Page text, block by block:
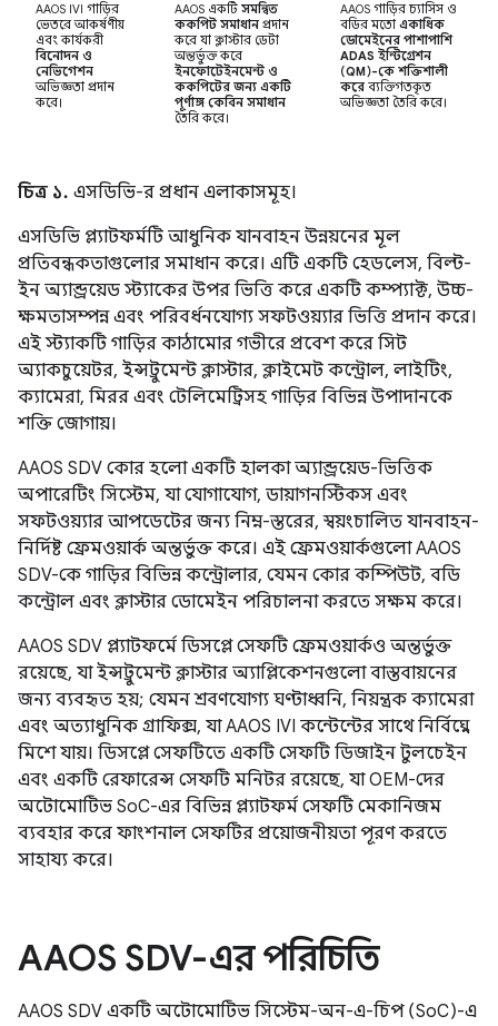
AAOS IVI গাড়ির
ভেতরে আকর্ষণীয়
এবং কার্যকরী
বিনোদন ও
নেভিগেশন
অভিজ্ঞতা প্রদান
করে।
AAOS একটি সমন্বিত
ককপিট সমাধান প্রদান
করে যা ক্লাস্টার ডেটা
অন্তর্ভুক্ত করে
ইনফোটেইনমেন্ট ও
ককপিটের জন্য একটি
পূর্ণাঙ্গ কেবিন সমাধান
তৈরি করে।
AAOS গাড়ির চ্যাসিস ও
বডির মতোএকাধিক
ডোমেইনের পাশাপাশি
ADAS ইন্টিগ্রেশন
(QM)-কে শক্তিশালী
করে ব্যক্তিগতকৃত
অভিজ্ঞতা তৈরি করে।
চিত্র ১. এসডিভি-র প্রধান এলাকাসমূহ।
এসডিভি প্ল্যাটফর্মটি আধুনিক যানবাহন উন্নয়নের মূল
প্রতিবন্ধকতাগুলোর সমাধান করে। এটি একটি হেডলেস, বিল্ট-
ইন অ্যান্ড্রয়েড স্ট্যাকের উপর ভিত্তি করে একটি কম্প্যাক্ট, উচ্চ-
ক্ষমতাসম্পন্ন এবং পরিবর্ধনযোগ্য সফটওয়্যার ভিত্তি প্রদান করে।
এই স্ট্যাকটি গাড়ির কাঠামোর গভীরে প্রবেশ করে সিট
অ্যাকচুয়েটর, ইন্সট্রুমেন্ট ক্লাস্টার, ক্লাইমেট কন্ট্রোল, লাইটিং,
ক্যামেরা, মিরর এবং টেলিমেট্রিসহ গাড়ির বিভিন্ন উপাদানকে
শক্তি জোগায়।
AAOS SDV কোর হলো একটি হালকা অ্যান্ড্রয়েড-ভিত্তিক
অপারেটিং সিস্টেম, যা যোগাযোগ, ডায়াগনস্টিকস এবং
সফটওয়্যার আপডেটের জন্য নিম্ন-স্তরের, স্বয়ংচালিত যানবাহন-
নির্দিষ্ট ফ্রেমওয়ার্ক অন্তর্ভুক্ত করে। এই ফ্রেমওয়ার্কগুলো AAOS
SDV-কে গাড়ির বিভিন্ন কন্ট্রোলার, যেমন কোর কম্পিউট, বডি
কন্ট্রোল এবং ক্লাস্টার ডোমেইন পরিচালনা করতে সক্ষম করে।
AAOS SDV প্ল্যাটফর্মে ডিসপ্লে সেফটি ফ্রেমওয়ার্কও অন্তর্ভুক্ত
রয়েছে, যা ইন্সট্রুমেন্ট ক্লাস্টার অ্যাপ্লিকেশনগুলো বাস্তবায়নের
জন্য ব্যবহৃত হয়; যেমন শ্রবণযোগ্য ঘণ্টাধ্বনি, নিয়ন্ত্রক ক্যামেরা
এবং অত্যাধুনিক গ্রাফিক্স, যা AAOS IVI কন্টেন্টের সাথে নির্বিঘ্নে
মিশে যায়। ডিসপ্লে সেফটিতে একটি সেফটি ডিজাইন টুলচেইন
এবং একটি রেফারেন্স সেফটি মনিটর রয়েছে, যা OEM-দের
অটোমোটিভ SoC-এর বিভিন্ন প্ল্যাটফর্ম সেফটি মেকানিজম
ব্যবহার করে ফাংশনাল সেফটির প্রয়োজনীয়তা পূরণ করতে
সাহায্য করে।
AAOS SDV-এর পরিচিতি
AAOS SDV একটি অটোমোটিভ সিস্টেম-অন-এ-চিপ (SoC)-এ